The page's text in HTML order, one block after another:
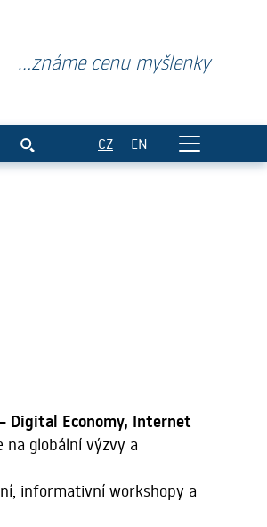
...známe cenu myšlenky
CZ EN
Digital Economy, Internet
globální výzvy a
informativní workshopy a